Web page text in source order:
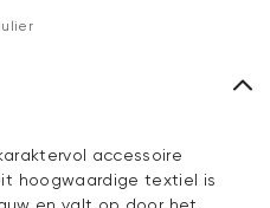
accessoire
hoogwaardige textiel is